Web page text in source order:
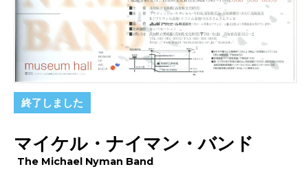
終了しました
マイケル・ナイマン・バンド
The Michael Nyman Band